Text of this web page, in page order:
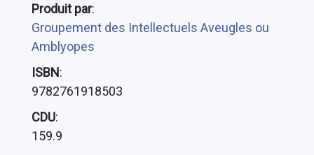
Produit par:
Groupement des Intellectuels Aveugles ou
Amblyopes
ISBN:
9782761918503
CDU:
159.9